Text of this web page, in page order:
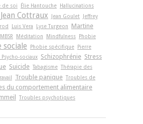
de soi Élie Hantouche
Hallucinations
Jean Cottraux Jean Goulet
Jeffrey
Luis Vera Lyse Turgeon
Martine
MBSR Méditation Mindfulness
Phobie
sociale Phobie spécifique
Pierre
Psycho-sociaux Schizophrénie Stress
Suicide Tabagisme Thérapie des
Trouble panique Troubles de
du comportement alimentaire
Troubles psychotiques